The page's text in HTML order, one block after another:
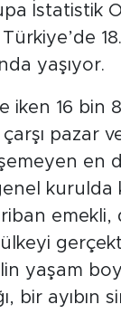
İstatistik
yaşıyor.
iken 16 bin
pazar
en
kurulda
emekli,
yaşam
bir ayıbın